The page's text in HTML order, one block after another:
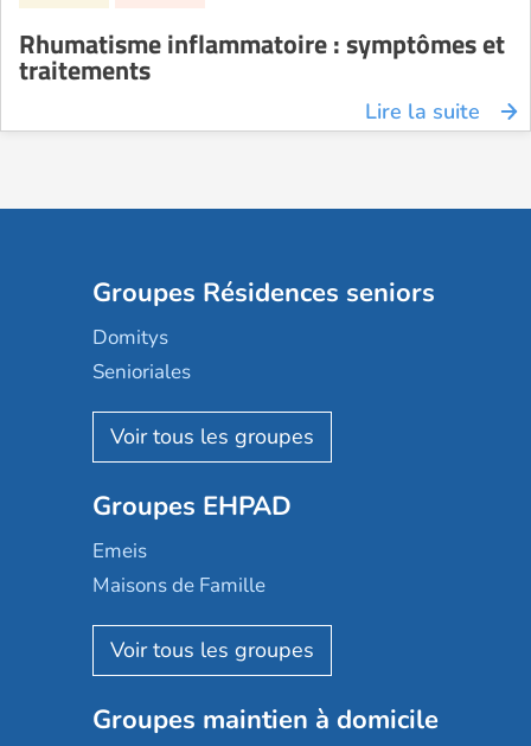
Rhumatisme inflammatoire : symptômes et
traitements
Lire la suite
Groupes Résidences seniors
Domitys
Senioriales
Nohée
Les Résidentiels
Mobicap
Domusvi
Happy Senior
Aquarelia
Nexity edenea
Les jardins d'Arcadie
Groupes EHPAD
Emeis
Maisons de Famille
Korian
Emera
Groupe SOS
Groupes maintien à domicile